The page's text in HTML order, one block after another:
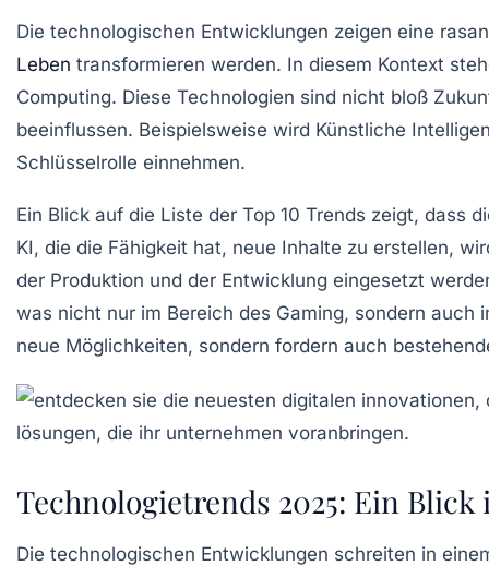
Die technologischen Entwicklungen zeigen eine
Leben transformieren werden. In diesem Kontext
Computing. Diese Technologien sind nicht bloß
beeinflussen. Beispielsweise wird Künstliche
Schlüsselrolle einnehmen.
Ein Blick auf die Liste der Top 10 Trends zeigt, dass
KI, die die Fähigkeit hat, neue Inhalte zu erstellen,
der Produktion und der Entwicklung eingesetzt
was nicht nur im Bereich des Gaming, sondern auch
neue Möglichkeiten, sondern fordern auch
Technologietrends 2025: Ein
Die technologischen Entwicklungen schreiten in